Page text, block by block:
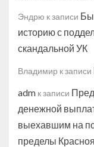
Эндрю к записи
историю с
скандальной УК
Владимир к записи
adm к записи
денежной
выехавшим на
пределы